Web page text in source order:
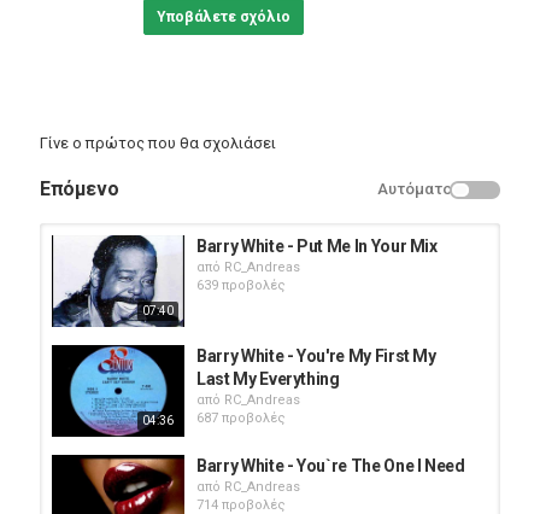
Υποβάλετε σχόλιο
Γίνε ο πρώτος που θα σχολιάσει
Επόμενο Αυτόματο
07:40
Barry White - Put Me In Your Mix
από RC_Andreas
639 προβολές
04:36
Barry White - You're My First My
Last My Everything
από RC_Andreas
687 προβολές
Barry White - You`re The One I Need
από RC_Andreas
714 προβολές